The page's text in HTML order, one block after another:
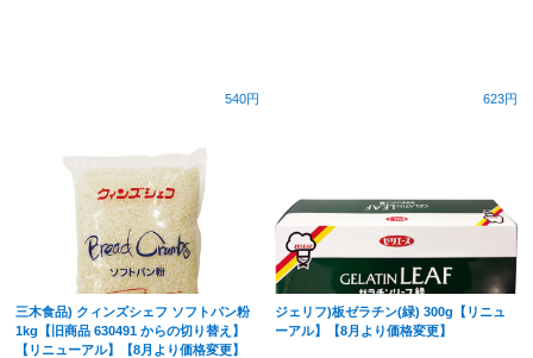
540円 623円
三木食品) クィンズシェフ ソフトパン粉
1kg【旧商品 630491 からの切り替え】
【リニューアル】【8月より価格変更】
ジェリフ)板ゼラチン(緑) 300g【リニュ
ーアル】【8月より価格変更】